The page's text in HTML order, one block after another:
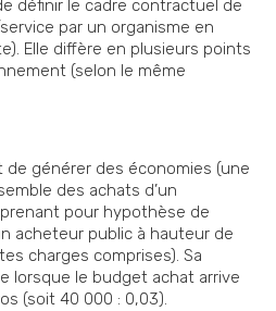
définir le cadre contractuel de
par un organisme en
Elle diffère en plusieurs points
(selon le même
générer des économies (une
des achats d’un
pour hypothèse de
acheteur public à hauteur de
charges comprises). Sa
lorsque le budget achat arrive
(soit 40 000 : 0,03).